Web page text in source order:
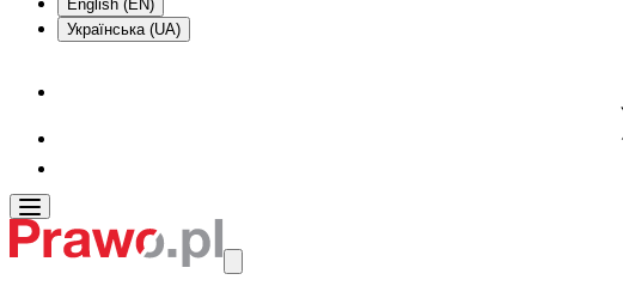
English (EN)
Українська (UA)